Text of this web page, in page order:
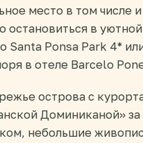
место в том числе
в
Santa Ponsa Park 4*
в отеле Barcelo
острова с
Доминиканой»
небольшие